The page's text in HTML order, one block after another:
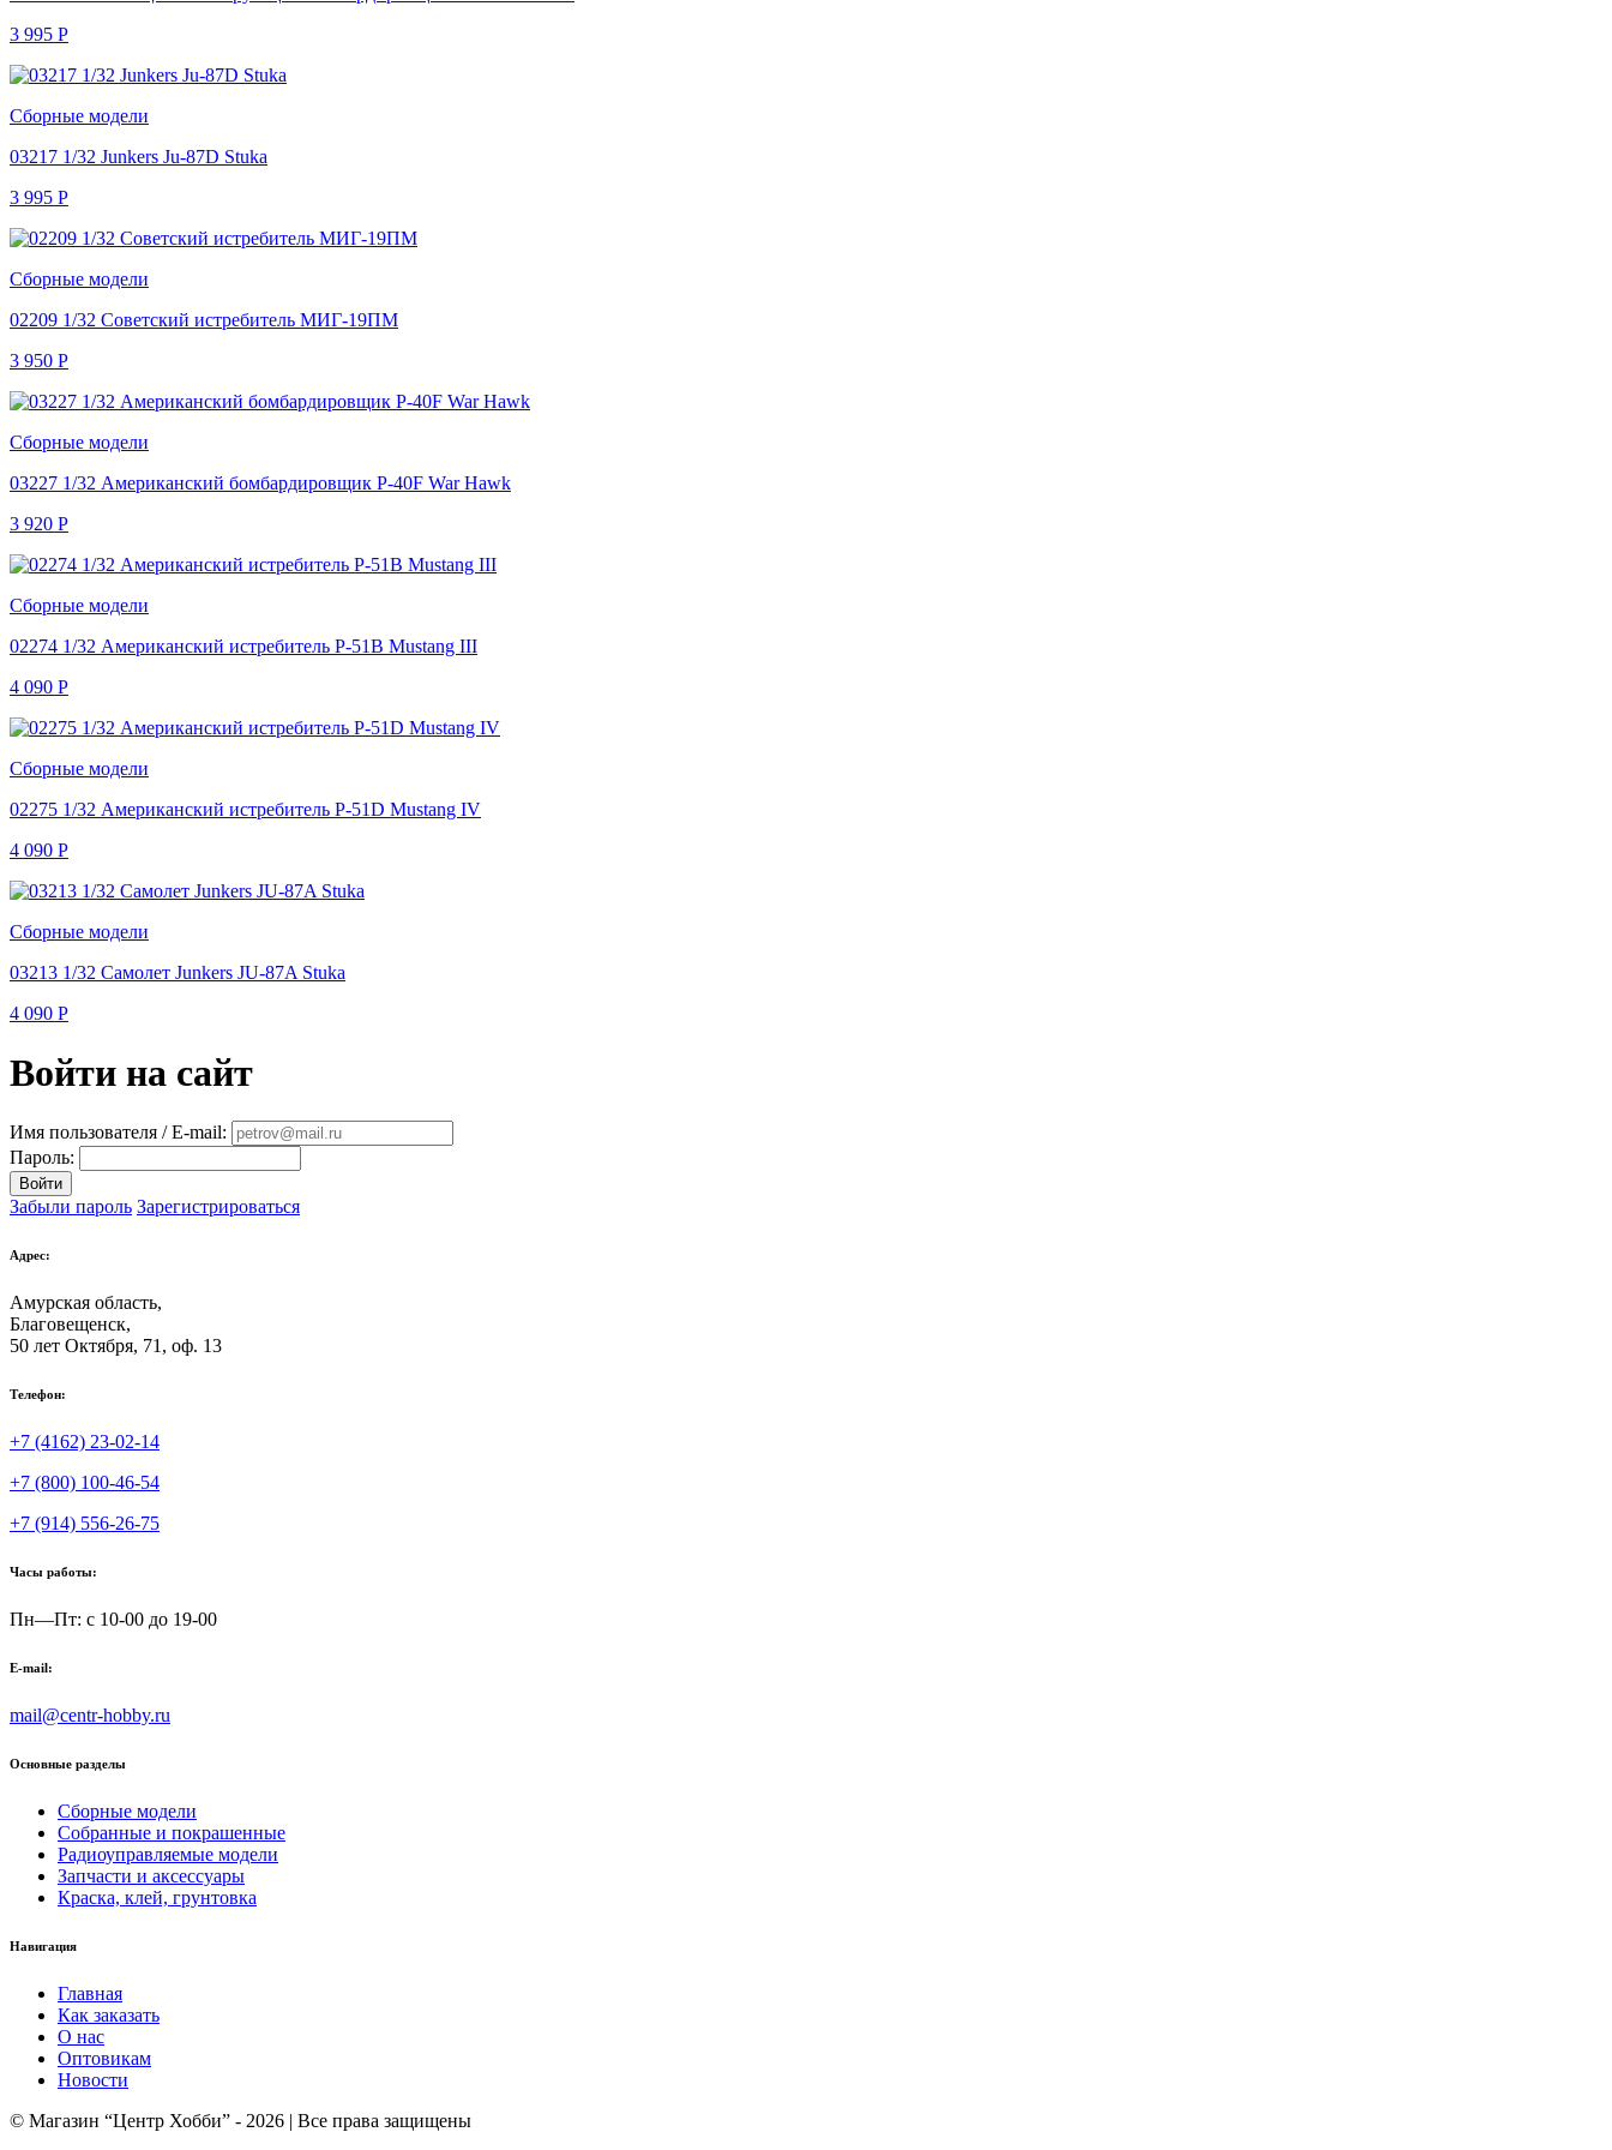
3 995 Р
Сборные модели
03217 1/32 Junkers Ju-87D Stuka
3 995 Р
Сборные модели
02209 1/32 Советский истребитель МИГ-19ПМ
3 950 Р
Сборные модели
03227 1/32 Американский бомбардировщик P-40F War Hawk
3 920 Р
Сборные модели
02274 1/32 Американский истребитель P-51B Mustang III
4 090 Р
Сборные модели
02275 1/32 Американский истребитель P-51D Mustang IV
4 090 Р
Сборные модели
03213 1/32 Самолет Junkers JU-87A Stuka
4 090 Р
Войти на сайт
Имя пользователя / E-mail:
Пароль:
Войти
Забыли пароль Зарегистрироваться
Адрес:
Амурская область,
Благовещенск,
50 лет Октября, 71, оф. 13
Телефон:
+7 (4162) 23-02-14
+7 (800) 100-46-54
+7 (914) 556-26-75
Часы работы:
Пн—Пт: с 10-00 до 19-00
E-mail:
mail@centr-hobby.ru
Основные разделы
Сборные модели
Собранные и покрашенные
Радиоуправляемые модели
Запчасти и аксессуары
Краска, клей, грунтовка
Навигация
Главная
Как заказать
О нас
Оптовикам
Новости
© Магазин “Центр Хобби” - 2026 | Все права защищены